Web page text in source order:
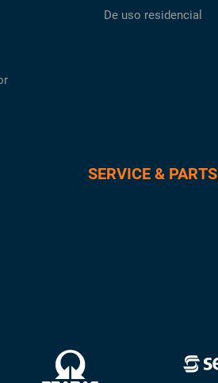
De uso residencial
SERVICE & PARTS